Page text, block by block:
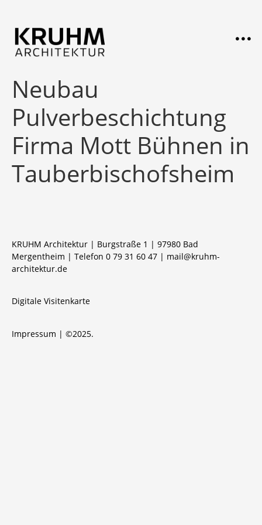
Neubau
Pulverbeschichtung
Firma Mott Bühnen in
Tauberbischofsheim
KRUHM Architektur | Burgstraße 1 | 97980 Bad
Mergentheim | Telefon 0 79 31 60 47 | mail@kruhm-
architektur.de
Impressum | ©2025.
Digitale Visitenkarte